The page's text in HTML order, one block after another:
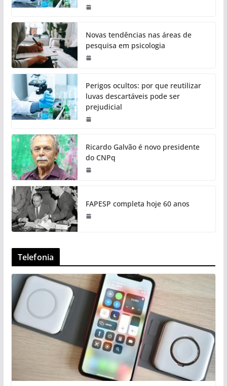
Novas tendências nas áreas de
pesquisa em psicologia
Perigos ocultos: por que reutilizar
luvas descartáveis pode ser
prejudicial
Ricardo Galvão é novo presidente
do CNPq
FAPESP completa hoje 60 anos
Telefonia